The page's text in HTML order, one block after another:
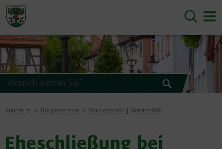
Startseite Bürgerservice Serviceportal | Service-BW
Eheschließung bei